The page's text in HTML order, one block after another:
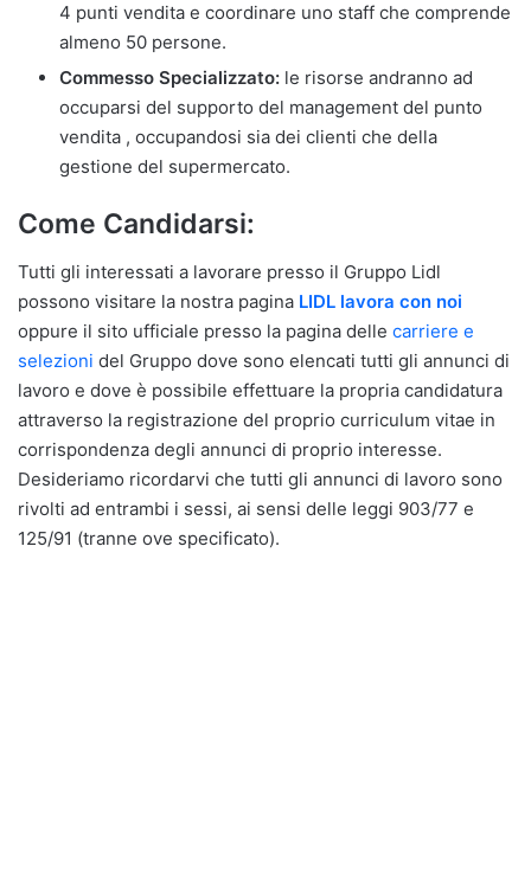
4 punti vendita e coordinare uno staff che comprende
almeno 50 persone.
Commesso Specializzato: le risorse andranno ad
occuparsi del supporto del management del punto
vendita , occupandosi sia dei clienti che della
gestione del supermercato.
Come Candidarsi:
Tutti gli interessati a lavorare presso il Gruppo Lidl
possono visitare la nostra pagina LIDL lavora con noi
oppure il sito ufficiale presso la pagina delle carriere e
selezioni del Gruppo dove sono elencati tutti gli annunci di
lavoro e dove è possibile effettuare la propria candidatura
attraverso la registrazione del proprio curriculum vitae in
corrispondenza degli annunci di proprio interesse.
Desideriamo ricordarvi che tutti gli annunci di lavoro sono
rivolti ad entrambi i sessi, ai sensi delle leggi 903/77 e
125/91 (tranne ove specificato).